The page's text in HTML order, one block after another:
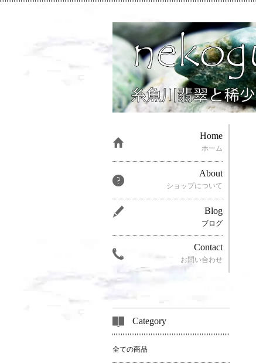
Home
ホーム
About
ショップについて
Blog
ブログ
Contact
お問い合わせ
Category
全ての商品